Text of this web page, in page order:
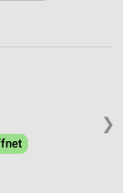
❯